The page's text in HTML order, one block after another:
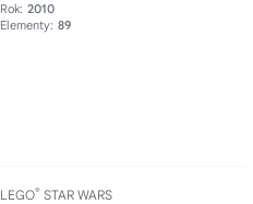
Rok: 2010
Elementy: 89
LEGO® STAR WARS